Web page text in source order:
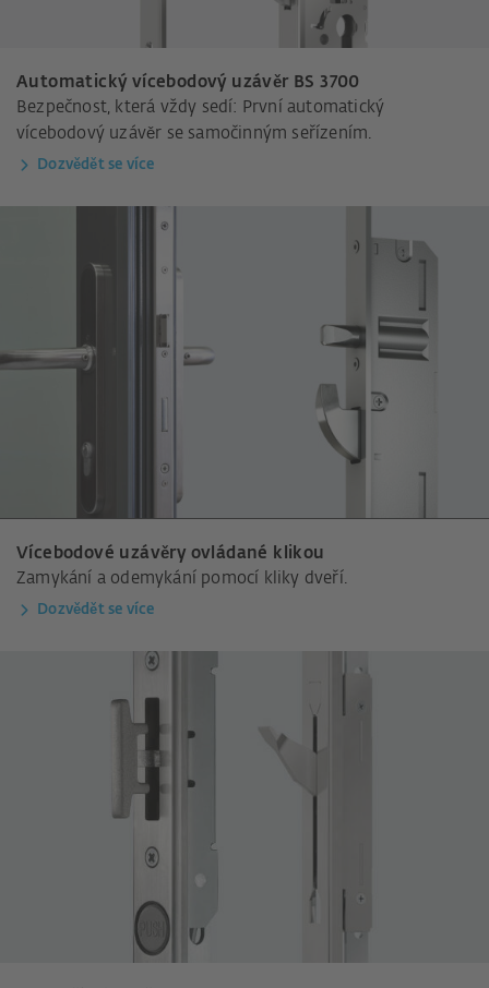
Automatický vícebodový uzávěr BS 3700
Bezpečnost, která vždy sedí: První automatický
vícebodový uzávěr se samočinným seřízením.
Dozvědět se více
Vícebodové uzávěry ovládané klikou
Zamykání a odemykání pomocí kliky dveří.
Dozvědět se více